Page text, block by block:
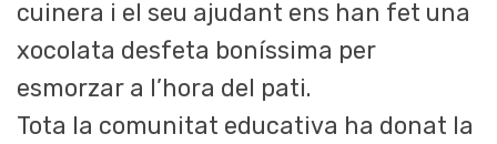
cuinera i el seu ajudant ens han fet una
xocolata desfeta boníssima per
esmorzar a l’hora del pati.
Tota la comunitat educativa ha donat la